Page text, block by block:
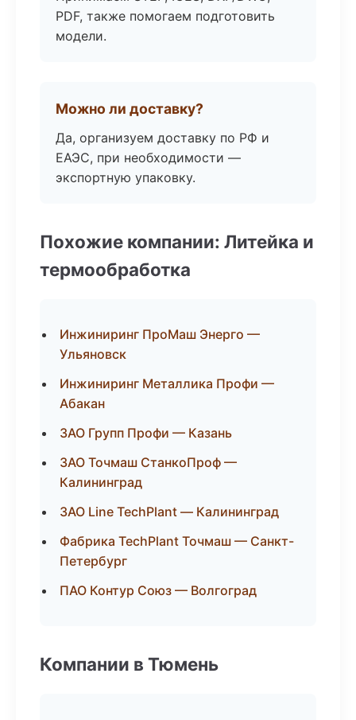
PDF, также помогаем подготовить
модели.
Можно ли доставку?
Да, организуем доставку по РФ и
ЕАЭС, при необходимости —
экспортную упаковку.
Похожие компании: Литейка и
термообработка
Инжиниринг ПроМаш Энерго —
Ульяновск
Инжиниринг Металлика Профи —
Абакан
ЗАО Групп Профи — Казань
ЗАО Точмаш СтанкоПроф —
Калининград
ЗАО Line TechPlant — Калининград
Фабрика TechPlant Точмаш — Санкт-
Петербург
ПАО Контур Союз — Волгоград
Компании в Тюмень